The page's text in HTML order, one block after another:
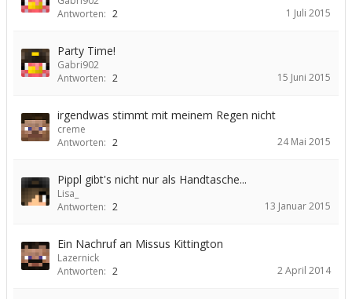
Antworten: 2 1 Juli 2015
Party Time!
Gabri902
Antworten: 2 15 Juni 2015
irgendwas stimmt mit meinem Regen nicht
creme
Antworten: 2 24 Mai 2015
Pippl gibt's nicht nur als Handtasche...
Lisa_
Antworten: 2 13 Januar 2015
Ein Nachruf an Missus Kittington
Lazernick
Antworten: 2 2 April 2014